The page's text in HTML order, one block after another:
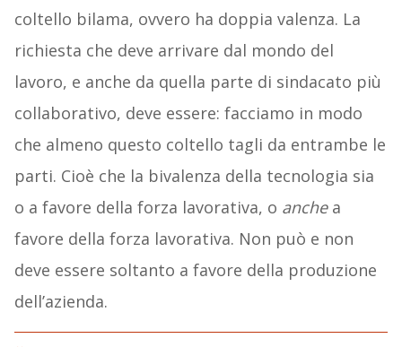
coltello bilama, ovvero ha doppia valenza. La
richiesta che deve arrivare dal mondo del
lavoro, e anche da quella parte di sindacato più
collaborativo, deve essere: facciamo in modo
che almeno questo coltello tagli da entrambe le
parti. Cioè che la bivalenza della tecnologia sia
o a favore della forza lavorativa, o anchea
favore della forza lavorativa. Non può e non
deve essere soltanto a favore della produzione
dell’azienda.